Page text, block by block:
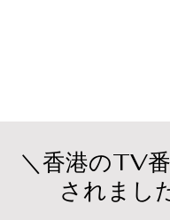
＼香港のTV
されまし